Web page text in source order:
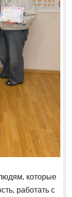
которые
работать с